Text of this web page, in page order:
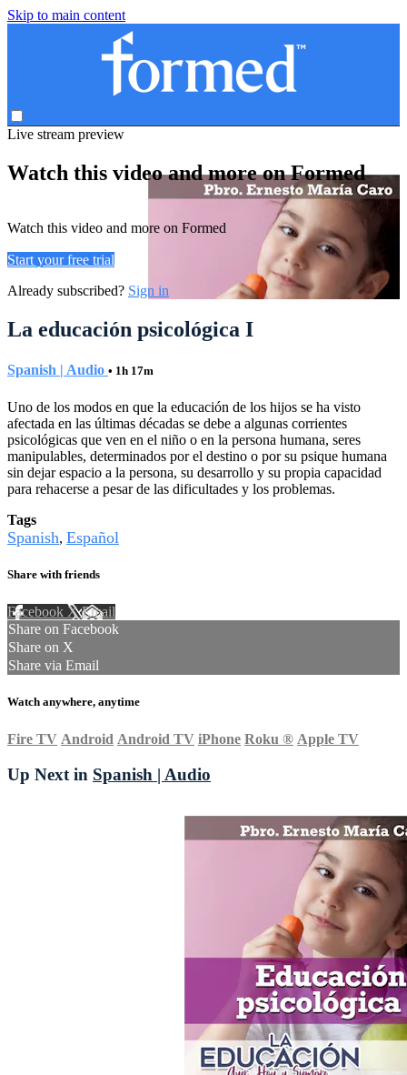
Skip to main content
Live stream preview
Watch this video and more on Formed
Watch this video and more on Formed
Start your free trial
Already subscribed? Sign in
La educación psicológica I
Spanish | Audio • 1h 17m
Uno de los modos en que la educación de los hijos se ha visto
afectada en las últimas décadas se debe a algunas corrientes
psicológicas que ven en el niño o en la persona humana, seres
manipulables, determinados por el destino o por su psique humana
sin dejar espacio a la persona, su desarrollo y su propia capacidad
para rehacerse a pesar de las dificultades y los problemas.
Tags
Spanish, Español
Share with friends
Facebook XEmail
Share on Facebook
Share on X
Share via Email
Watch anywhere, anytime
Fire TV Android Android TV iPhone Roku ® Apple TV
Up Next in Spanish | Audio